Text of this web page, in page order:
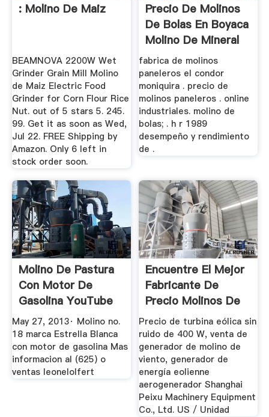
: Molino De Maiz
BEAMNOVA 2200W Wet
Grinder Grain Mill Molino
de Maiz Electric Food
Grinder for Corn Flour Rice
Nut. out of 5 stars 5. 245.
99. Get it as soon as Wed,
Jul 22. FREE Shipping by
Amazon. Only 6 left in
stock order soon.
Precio De Molinos
De Bolas En Boyaca
Molino De Mineral
...
fabrica de molinos
paneleros el condor
moniquira . precio de
molinos paneleros . online
industriales. molino de
bolas; . h r 1989
desempeño y rendimiento
de .
Molino De Pastura
Con Motor De
Gasolina YouTube
May 27, 2013· Molino no.
18 marca Estrella Blanca
con motor de gasolina Mas
informacion al (625) o
ventas leonelolfert
Encuentre El Mejor
Fabricante De
Precio Molinos De
Viento ...
Precio de turbina eólica sin
ruido de 400 W, venta de
generador de molino de
viento, generador de
energía eolienne
aerogenerador Shanghai
Peixu Machinery Equipment
Co., Ltd. US / Unidad